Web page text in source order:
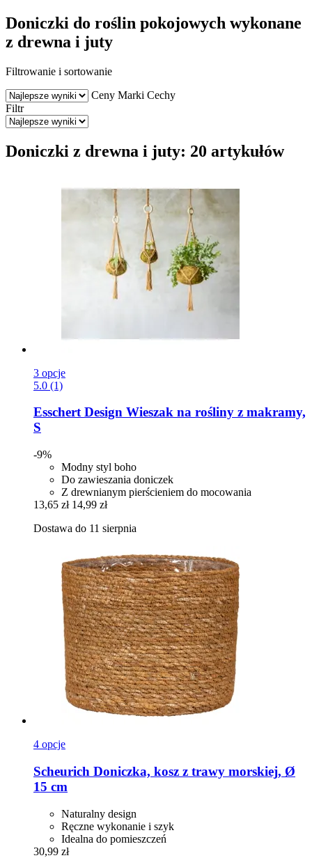
Doniczki do roślin pokojowych wykonane
z drewna i juty
Filtrowanie i sortowanie
Ceny Marki Cechy
Filtr
Doniczki z drewna i juty: 20 artykułów
3 opcje
5.0 (1)
Esschert Design Wieszak na rośliny z makramy,
S
-9%
Modny styl boho
Do zawieszania doniczek
Z drewnianym pierścieniem do mocowania
13,65 zł 14,99 zł
Dostawa do 11 sierpnia
4 opcje
Scheurich Doniczka, kosz z trawy morskiej, Ø
15 cm
Naturalny design
Ręczne wykonanie i szyk
Idealna do pomieszczeń
30,99 zł